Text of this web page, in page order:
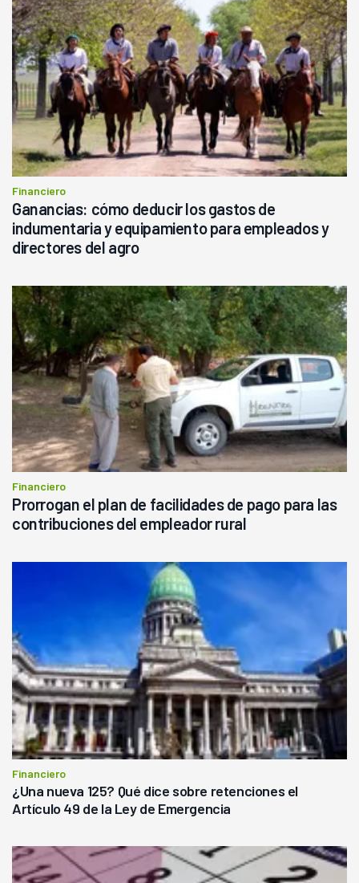
Financiero
Ganancias: cómo deducir los gastos de
indumentaria y equipamiento para empleados y
directores del agro
Financiero
Prorrogan el plan de facilidades de pago para las
contribuciones del empleador rural
Financiero
¿Una nueva 125? Qué dice sobre retenciones el
Artículo 49 de la Ley de Emergencia